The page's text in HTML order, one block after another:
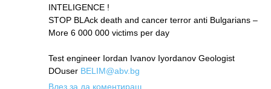
INTELIGENCE !
STOP BLAck death and cancer terror anti Bulgarians –
More 6 000 000 victims per day
Test engineer Iordan Ivanov Iyordanov Geologist
DOuser BELIM@abv.bg
Влез за да коментираш